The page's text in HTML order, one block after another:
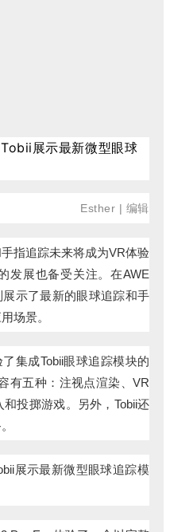
Esther | 编辑
指追踪未来将成为VR体验
发展也备受关注。在AWE
展示了最新的眼球追踪和手
场景。
集成Tobii眼球追踪模块的
有五种：注视点渲染、VR
投掷游戏。另外，Tobii还